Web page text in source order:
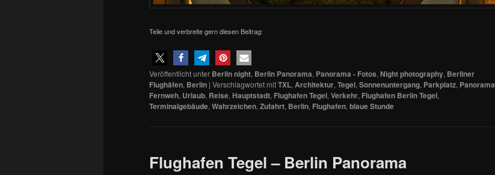
Teile und verbreite gern diesen Beitrag:
Veröffentlicht unter Berlin night, Berlin Panorama, Panorama - Fotos, Night photography, Berliner
Flughäfen, Berlin | Verschlagwortet mitTXL, Architektur, Tegel, Sonnenuntergang, Parkplatz, Panorama
Fernweh, Urlaub, Reise, Hauptstadt, Flughafen Tegel, Verkehr, Flughafen Berlin Tegel,
Terminalgebäude, Wahrzeichen, Zufahrt, Berlin, Flughafen, blaue Stunde
Flughafen Tegel – Berlin Panorama